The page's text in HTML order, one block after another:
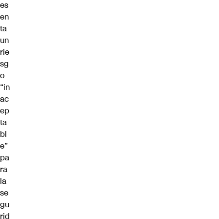
es
en
ta
un
rie
sg
o
“in
ac
ep
ta
bl
e”
pa
ra
la
se
gu
rid